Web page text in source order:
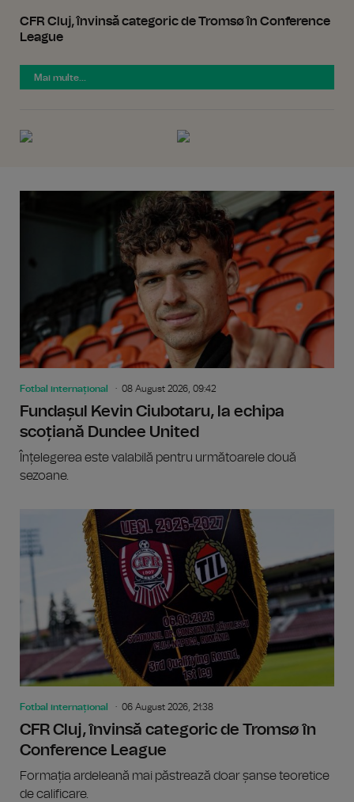
CFR Cluj, învinsă categoric de Tromsø în Conference
League
Mai multe...
Fotbal internațional 08 August 2026, 09:42
Fundașul Kevin Ciubotaru, la echipa
scoțiană Dundee United
Înțelegerea este valabilă pentru următoarele două
sezoane.
Fotbal internațional 06 August 2026, 21:38
CFR Cluj, învinsă categoric de Tromsø în
Conference League
Formația ardeleană mai păstrează doar șanse teoretice
de calificare.